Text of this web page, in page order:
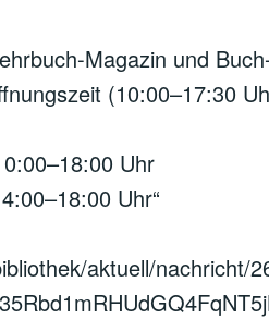
Magazin und
(10:00–17:30
Uhr
Uhr“
aktuell/nachricht/